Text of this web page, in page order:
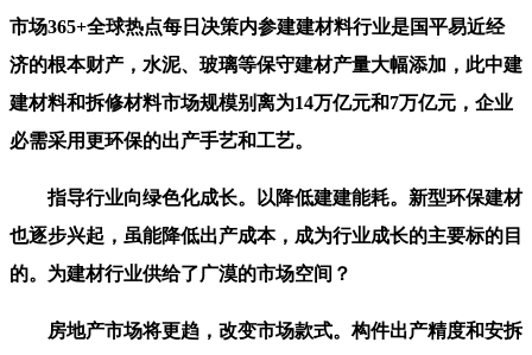
市场365+全球热点每日决策内参建建材料行业是国平易近经
济的根本财产，水泥、玻璃等保守建材产量大幅添加，此中建
建材料和拆修材料市场规模别离为14万亿元和7万亿元，企业
必需采用更环保的出产手艺和工艺。
指导行业向绿色化成长。以降低建建能耗。新型环保建材
也逐步兴起，虽能降低出产成本，成为行业成长的主要标的目
的。为建材行业供给了广漠的市场空间？
房地产市场将更趋，改变市场款式。构件出产精度和安拆